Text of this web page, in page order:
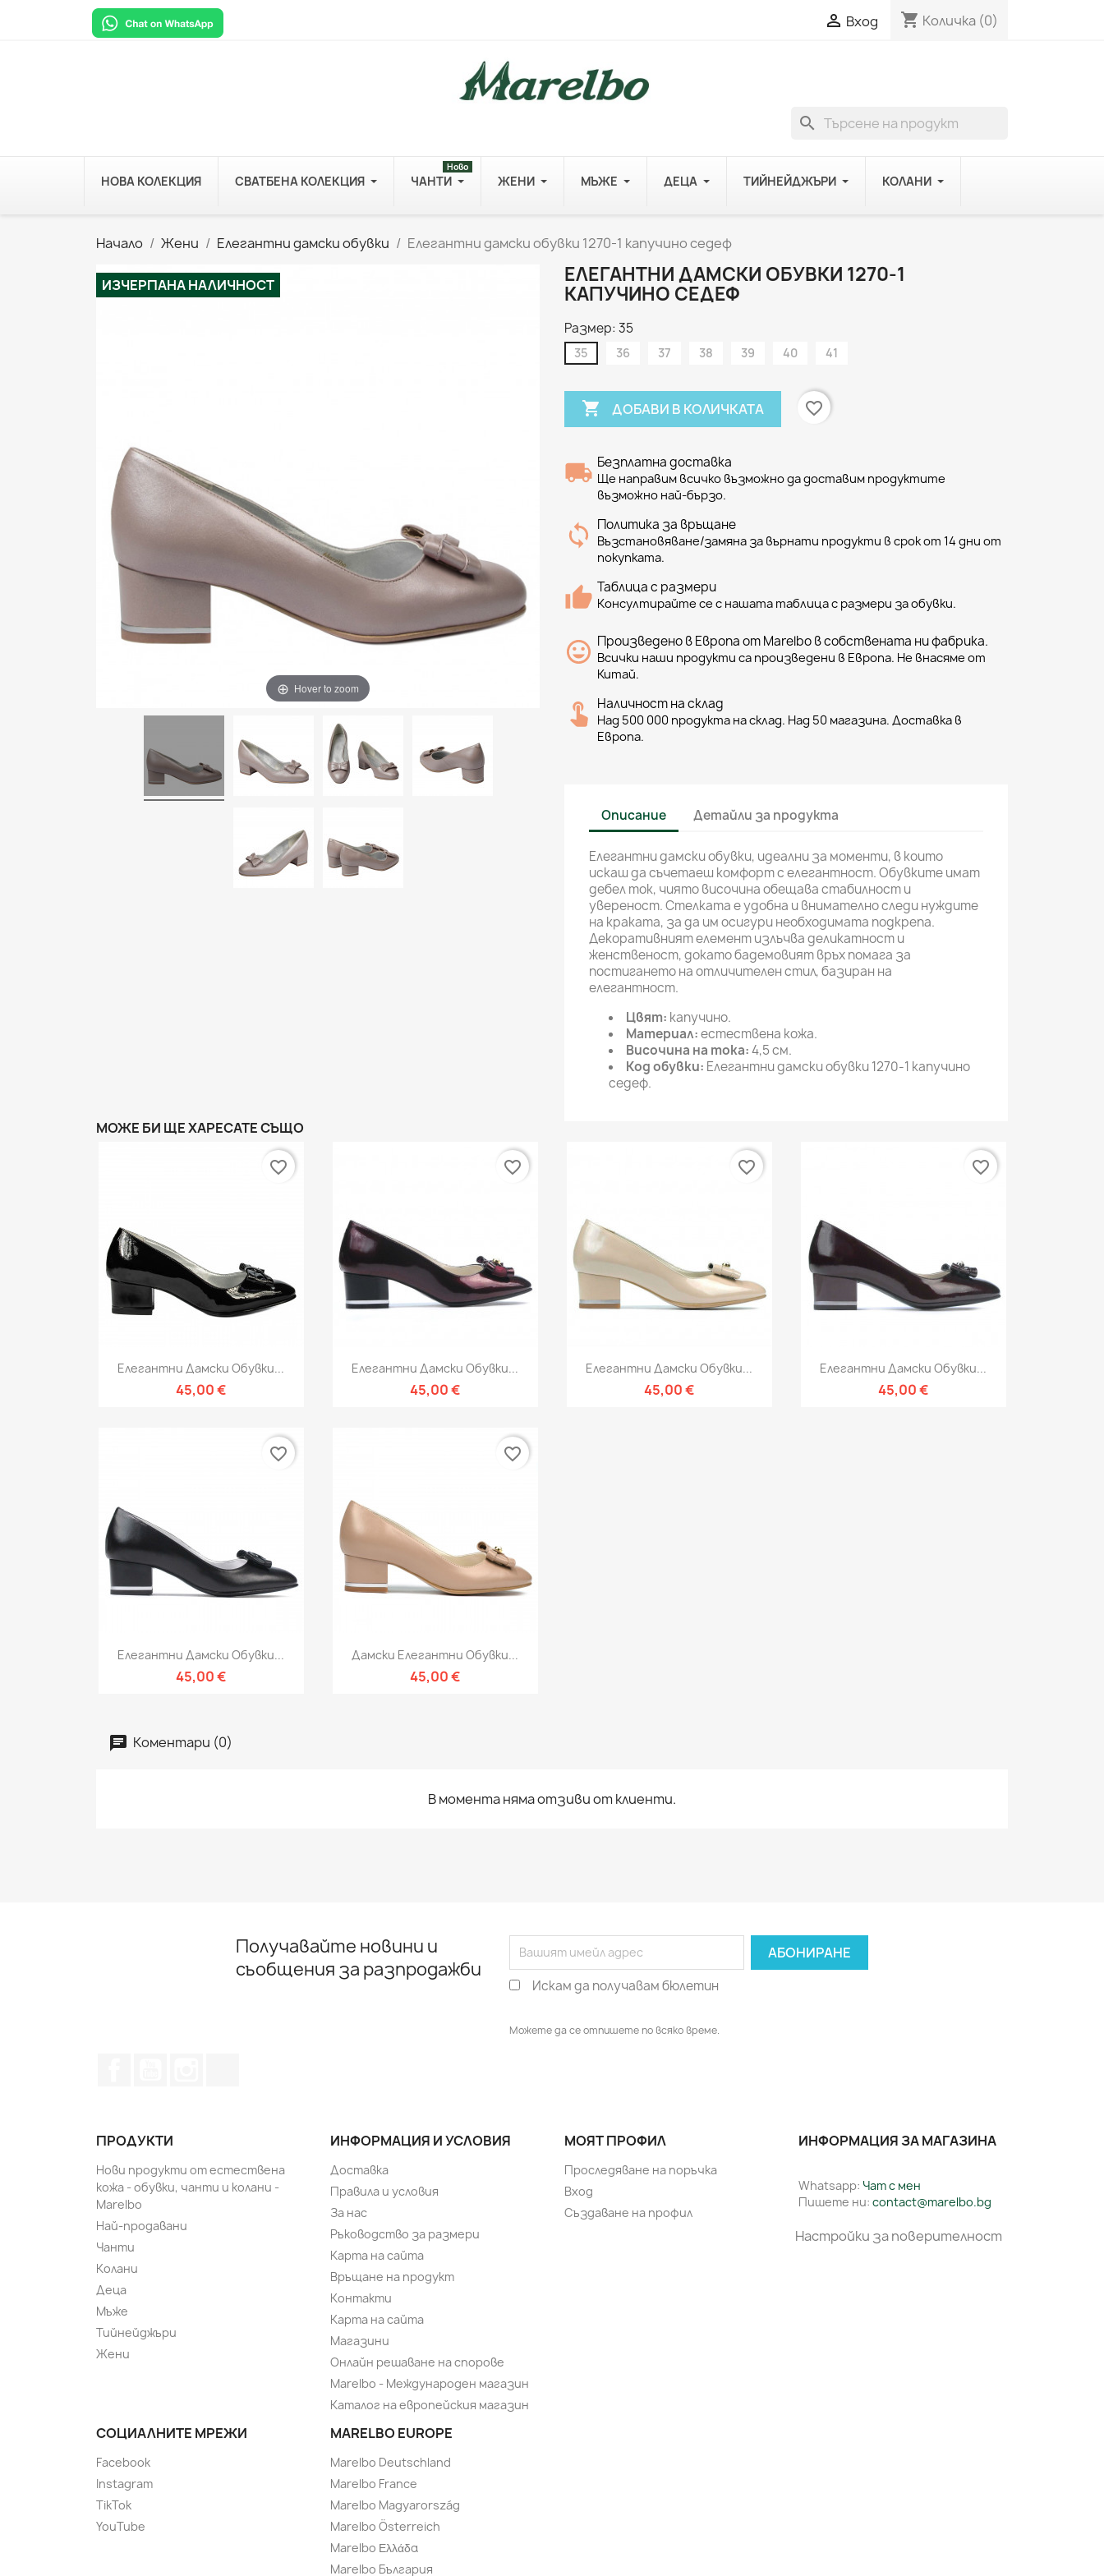
 Вход shopping_cart Количка (0)
search
НОВА КОЛЕКЦИЯ СВАТБЕНА КОЛЕКЦИЯ ЧАНТИ
Ново
ЖЕНИ МЪЖЕ ДЕЦА ТИЙНЕЙДЖЪРИ КОЛАНИ
Начало Жени Елегантни дамски обувки Елегантни дамски обувки 1270-1 капучино седеф
ИЗЧЕРПАНА НАЛИЧНОСТ
Hover to zoom
ЕЛЕГАНТНИ ДАМСКИ ОБУВКИ 1270-1
КАПУЧИНО СЕДЕФ
Размер: 35
35 36 37 38 39 40 41
 ДОБАВИ В КОЛИЧКАТА favorite_border
Безплатна доставка
Ще направим всичко възможно да доставим продуктите
възможно най-бързо.
Политика за връщане
Възстановяване/замяна за върнати продукти в срок от 14 дни от
покупката.
Таблица с размери
Консултирайте се с нашата таблица с размери за обувки.
Произведено в Европа от Marelbo в собствената ни фабрика.
Всички наши продукти са произведени в Европа. Не внасяме от
Китай.
Наличност на склад
Над 500 000 продукта на склад. Над 50 магазина. Доставка в
Европа.
Описание Детайли за продукта
Елегантни дамски обувки, идеални за моменти, в които
искаш да съчетаеш комфорт с елегантност. Обувките имат
дебел ток, чиято височина обещава стабилност и
увереност. Стелката е удобна и внимателно следи нуждите
на краката, за да им осигури необходимата подкрепа.
Декоративният елемент излъчва деликатност и
женственост, докато бадемовият връх помага за
постигането на отличителен стил, базиран на
елегантност.
Цвят: капучино.
Материал:естествена кожа.
Височина на тока:4,5 см.
Код обувки: Елегантни дамски обувки 1270-1 капучино
седеф.
МОЖЕ БИ ЩЕ ХАРЕСАТЕ СЪЩО
Бърз преглед
Елегантни Дамски Обувки...
45,00 €
favorite_border
Бърз преглед
Елегантни Дамски Обувки...
45,00 €
favorite_border
Бърз преглед
Елегантни Дамски Обувки...
45,00 €
favorite_border
Бърз преглед
Елегантни Дамски Обувки...
45,00 €
favorite_border
Бърз преглед
Елегантни Дамски Обувки...
45,00 €
favorite_border
 Бърз преглед
Дамски Елегантни Обувки...
45,00 €
favorite_border
Коментари (0)
В момента няма отзиви от клиенти.
Получавайте новини и
съобщения за разпродажби
Искам да получавам бюлетин
Можете да се отпишете по всяко време.
ПРОДУКТИ
Нови продукти от естествена
кожа - обувки, чанти и колани -
Marelbo
Най-продавани
Чанти
Колани
Деца
Мъже
Тийнейджъри
Жени
ИНФОРМАЦИЯ И УСЛОВИЯ
Доставка
Правила и условия
За нас
Ръководство за размери
Карта на сайта
Връщане на продукт
Контакти
Карта на сайта
Магазини
Онлайн решаване на спорове
Marelbo - Международен магазин
Каталог на европейския магазин
СОЦИАЛНИТЕ МРЕЖИ
Facebook
Instagram
TikTok
YouTube
MARELBO EUROPE
Marelbo Deutschland
Marelbo France
Marelbo Magyarország
Marelbo Österreich
Marelbo Ελλάδα
Marelbo България
МОЯТ ПРОФИЛ
Проследяване на поръчка
Вход
Създаване на профил
ИНФОРМАЦИЯ ЗА МАГАЗИНА
Whatsapp: Чат с мен
Пишете ни: contact@marelbo.bg
Настройки за поверителност